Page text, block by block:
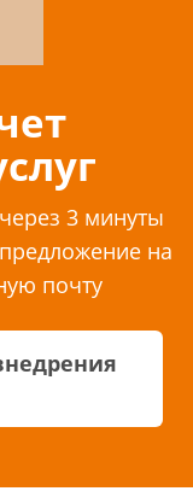
3 минуты
на
почту